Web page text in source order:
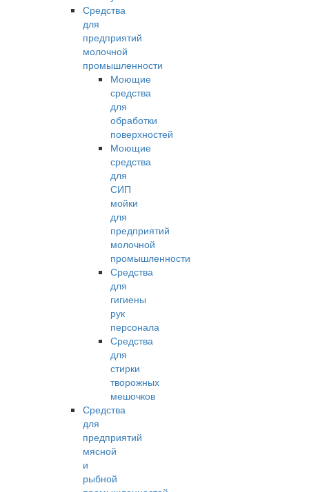
Средства
для
предприятий
молочной
промышленности
Моющие
средства
для
обработки
поверхностей
Моющие
средства
для
СИП
мойки
для
предприятий
молочной
промышленности
Средства
для
гигиены
рук
персонала
Средства
для
стирки
творожных
мешочков
Средства
для
предприятий
мясной
и
рыбной